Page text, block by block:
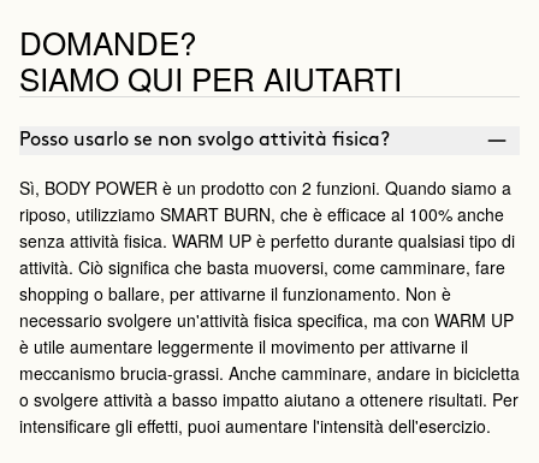
DOMANDE?
SIAMO QUI PER AIUTARTI
Posso usarlo se non svolgo attività fisica?
Sì, BODY POWER è un prodotto con 2 funzioni. Quando siamo a
riposo, utilizziamo SMART BURN, che è efficace al 100% anche
senza attività fisica. WARM UP è perfetto durante qualsiasi tipo di
attività. Ciò significa che basta muoversi, come camminare, fare
shopping o ballare, per attivarne il funzionamento. Non è
necessario svolgere un'attività fisica specifica, ma con WARM UP
è utile aumentare leggermente il movimento per attivarne il
meccanismo brucia-grassi. Anche camminare, andare in bicicletta
o svolgere attività a basso impatto aiutano a ottenere risultati. Per
intensificare gli effetti, puoi aumentare l'intensità dell'esercizio.